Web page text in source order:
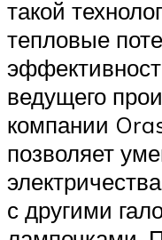
такой
тепловые
ведущего
компании
позволяет
с другими